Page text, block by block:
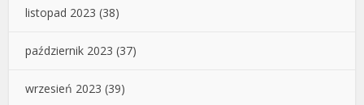
listopad 2023 (38)
październik 2023 (37)
wrzesień 2023 (39)